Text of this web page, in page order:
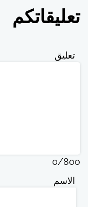
تعليقاتكم
تعليق
0/800
الاسم